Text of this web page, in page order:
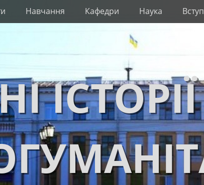
Навчання Кафедри Наука Вступ